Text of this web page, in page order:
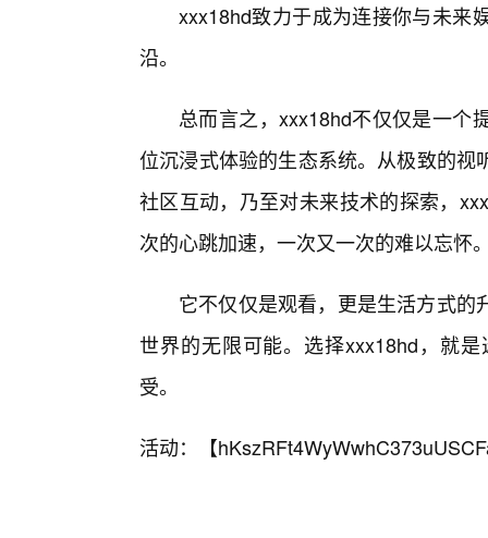
xxx18hd致力于成为连接你与未来
沿。
总而言之，xxx18hd不仅仅是一个
位沉浸式体验的生态系统。从极致的
社区互动，乃至对未来技术的探索，
次的心跳加速，一次又一次的难以忘怀
它不仅仅是观看，更是生活方式
世界的无限可能。选择xxx18hd，就
受。
活动：【